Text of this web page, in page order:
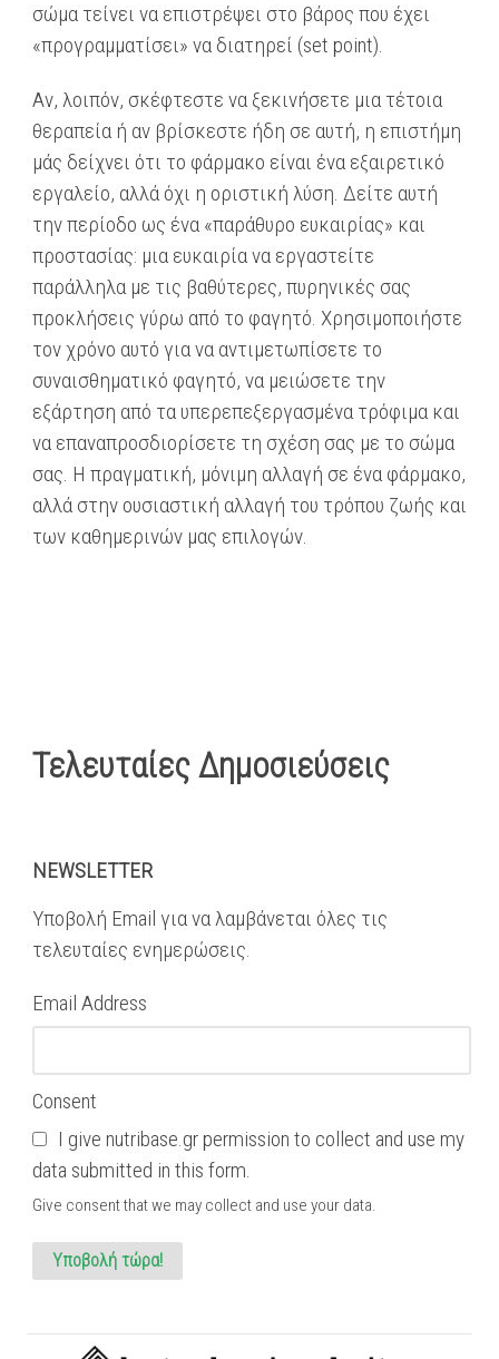
σώμα τείνει να επιστρέψει στο βάρος που έχει
«προγραμματίσει» να διατηρεί (set point).
Αν, λοιπόν, σκέφτεστε να ξεκινήσετε μια τέτοια
θεραπεία ή αν βρίσκεστε ήδη σε αυτή, η επιστήμη
μάς δείχνει ότι το φάρμακο είναι ένα εξαιρετικό
εργαλείο, αλλά όχι η οριστική λύση. Δείτε αυτή
την περίοδο ως ένα «παράθυρο ευκαιρίας» και
προστασίας: μια ευκαιρία να εργαστείτε
παράλληλα με τις βαθύτερες, πυρηνικές σας
προκλήσεις γύρω από το φαγητό. Χρησιμοποιήστε
τον χρόνο αυτό για να αντιμετωπίσετε το
συναισθηματικό φαγητό, να μειώσετε την
εξάρτηση από τα υπερεπεξεργασμένα τρόφιμα και
να επαναπροσδιορίσετε τη σχέση σας με το σώμα
σας. Η πραγματική, μόνιμη αλλαγή σε ένα φάρμακο,
αλλά στην ουσιαστική αλλαγή του τρόπου ζωής και
των καθημερινών μας επιλογών.
Τελευταίες Δημοσιεύσεις
NEWSLETTER
Υποβολή Email για να λαμβάνεται όλες τις
τελευταίες ενημερώσεις.
Email Address
Consent
I give nutribase.gr permission to collect and use my
data submitted in this form.
Give consent that we may collect and use your data.
Υποβολή τώρα!